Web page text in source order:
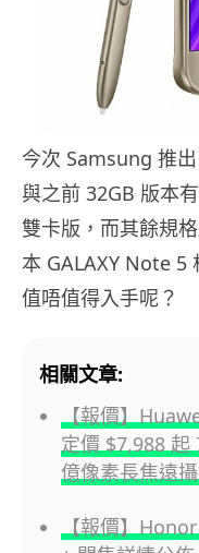
今次 Samsung 推
與之前 32GB 版本
雙卡版，而其餘規
本 GALAXY Note 5
值唔值得入手呢？
相關文章:
【報價】
定價 $7,988
億像素長焦遠
【報價】